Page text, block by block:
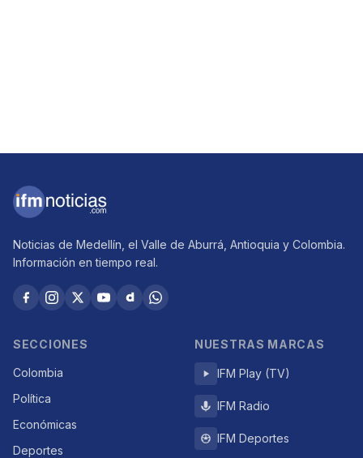
Noticias de Medellín, el Valle de Aburrá, Antioquia y Colombia.
Información en tiempo real.
SECCIONES
Colombia
Política
Económicas
Deportes
NUESTRAS MARCAS
IFM Play (TV)
IFM Radio
IFM Deportes